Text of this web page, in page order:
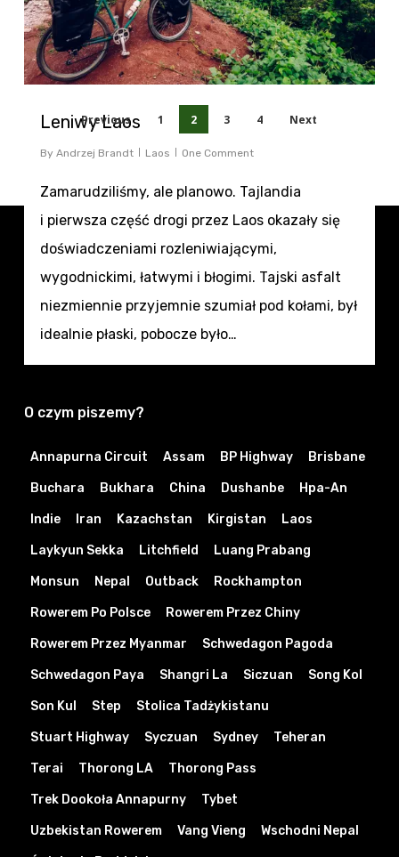
Leniwy Laos
By Andrzej Brandt Laos One Comment
Zamarudziliśmy, ale planowo. Tajlandia
i pierwsza część drogi przez Laos okazały się
doświadczeniami rozleniwiającymi,
wygodnickimi, łatwymi i błogimi. Tajski asfalt
niezmiennie przyjemnie szumiał pod kołami, był
idealnie płaski, pobocze było…
Previous 1 2 3 4 Next
Copyright © 2018
Przygodnik – blog podróżniczo –
przygodowy
. Autorzy – Kasia Gądek i Andrzej
Brandt
O czym piszemy?
Annapurna Circuit Assam BP Highway Brisbane
Buchara Bukhara China Dushanbe Hpa-An
Indie Iran Kazachstan Kirgistan Laos
Laykyun Sekka Litchfield Luang Prabang
Monsun Nepal Outback Rockhampton
Rowerem Po Polsce Rowerem Przez Chiny
Rowerem Przez Myanmar Schwedagon Pagoda
Schwedagon Paya Shangri La Siczuan Song Kol
Son Kul Step Stolica Tadżykistanu
Stuart Highway Syczuan Sydney Teheran
Terai Thorong LA Thorong Pass
Trek Dookoła Annapurny Tybet
Uzbekistan Rowerem Vang Vieng Wschodni Nepal